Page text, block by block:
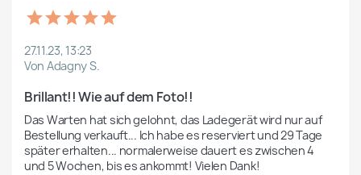
27.11.23, 13:23
Von Adagny S.
Brillant!! Wie auf dem Foto!!
Das Warten hat sich gelohnt, das Ladegerät wird nur auf
Bestellung verkauft... Ich habe es reserviert und 29 Tage
später erhalten... normalerweise dauert es zwischen 4
und 5 Wochen, bis es ankommt! Vielen Dank!